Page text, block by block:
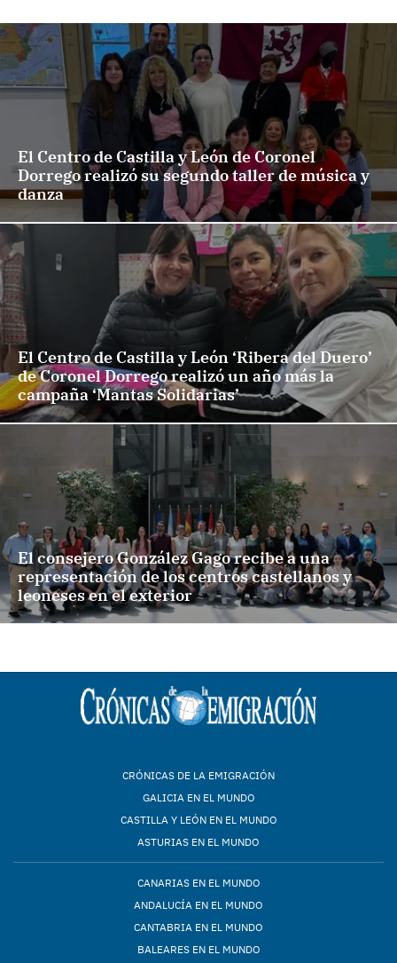
El Centro de Castilla y León de Coronel
Dorrego realizó su segundo taller de música y
danza
El Centro de Castilla y León ‘Ribera del Duero’
de Coronel Dorrego realizó un año más la
campaña ‘Mantas Solidarias’
El consejero González Gago recibe a una
representación de los centros castellanos y
leoneses en el exterior
CRÓNICAS DE LA EMIGRACIÓN
GALICIA EN EL MUNDO
CASTILLA Y LEÓN EN EL MUNDO
ASTURIAS EN EL MUNDO
CANARIAS EN EL MUNDO
ANDALUCÍA EN EL MUNDO
CANTABRIA EN EL MUNDO
BALEARES EN EL MUNDO